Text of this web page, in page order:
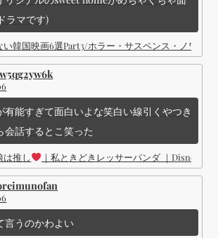
ラマです)
い韓国映画6選Part3/ホラー・サスペンス・ノワー
有能すぎて面白いよな笑白い線引くやつき
会話するとこ笑った
は推し ｜私ときどきレッサーパンダ ｜Disney (
言うのかわよい